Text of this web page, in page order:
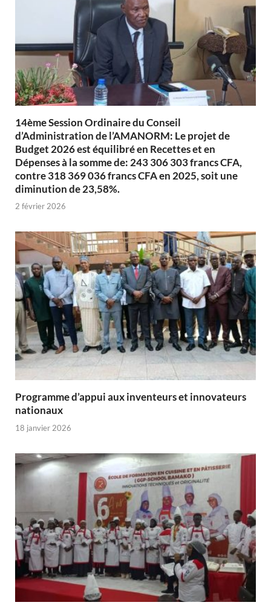
14ème Session Ordinaire du Conseil
d’Administration de l’AMANORM: Le projet de
Budget 2026 est équilibré en Recettes et en
Dépenses à la somme de: 243 306 303 francs CFA,
contre 318 369 036 francs CFA en 2025, soit une
diminution de 23,58%.
2 février 2026
Programme d’appui aux inventeurs et innovateurs
nationaux
18 janvier 2026